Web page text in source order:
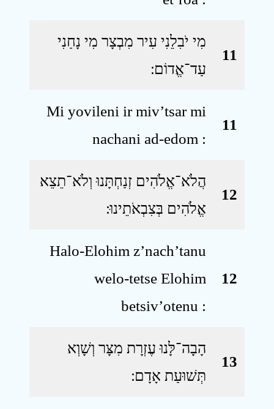
מִי יֹבִלֵנִי עִיר מִבְצָר מִי נָחַנִי
עַד־אֱדוֹם ׃
11
Mi yovileni ir miv’tsar mi
nachani ad-edom :
11
הֲלֹא־אֱלֹהִים זְנַחְתָּנוּ וְלֹא־תֵצֵא
אֱלֹהִים בְּצִבְאֹתֵינוּ ׃
12
Halo-Elohim z’nach’tanu
welo-tetse Elohim
betsiv’otenu :
12
הָבָה־לָּנוּ עֶזְרָת מִצָּר וְשָׁוְא
תְּשׁוּעַת אָדָם ׃
13